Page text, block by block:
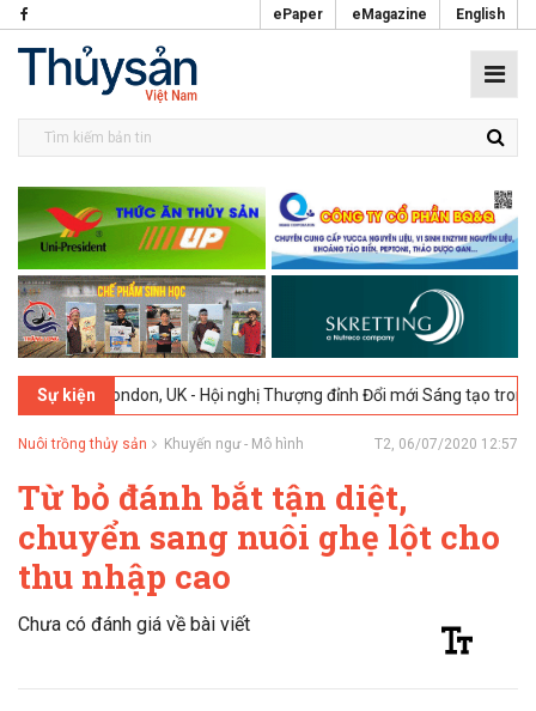
ePaper eMagazine English
Sự kiện
London, UK - Hội nghị Thượng đỉnh Đổi mới Sáng tạo trong Ngành
Nuôi trồng thủy sản Khuyến ngư - Mô hình T2, 06/07/2020 12:57
Từ bỏ đánh bắt tận diệt,
chuyển sang nuôi ghẹ lột cho
thu nhập cao
Chưa có đánh giá về bài viết